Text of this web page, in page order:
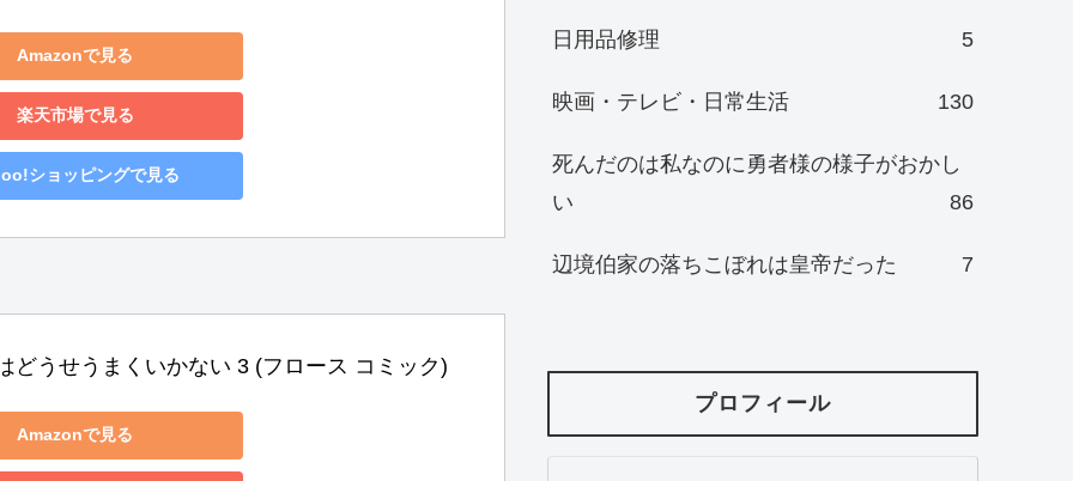
Amazonで見る
楽天市場で見る
ショッピングで見る
どうせうまくいかない 3 (フロース コミック)
Amazonで見る
日用品修理 5
映画・テレビ・日常生活 130
死んだのは私なのに勇者様の様子がおかし
い
86
辺境伯家の落ちこぼれは皇帝だった 7
プロフィール